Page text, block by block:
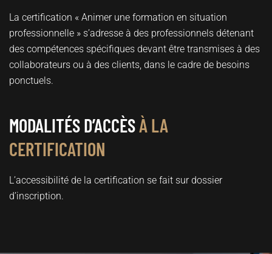
La certification « Animer une formation en situation
professionnelle » s’adresse à des professionnels détenant
des compétences spécifiques devant être transmises à des
collaborateurs ou à des clients, dans le cadre de besoins
ponctuels.
MODALITÉS D’ACCÈSÀ LA
CERTIFICATION
L’accessibilité de la certification se fait sur dossier
d’inscription.